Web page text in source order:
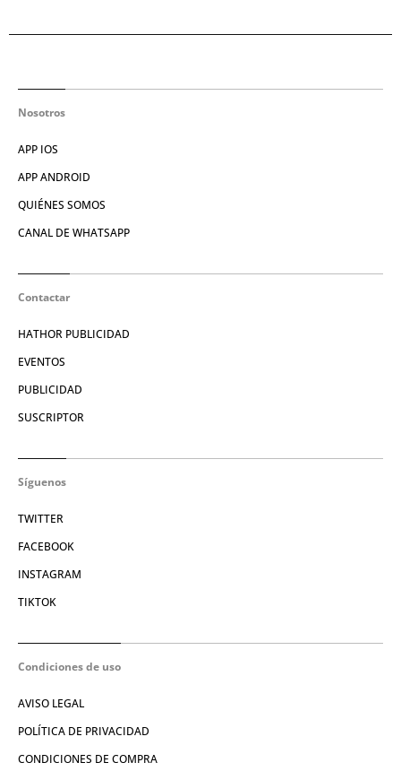
Nosotros
APP IOS
APP ANDROID
QUIÉNES SOMOS
CANAL DE WHATSAPP
Contactar
HATHOR PUBLICIDAD
EVENTOS
PUBLICIDAD
SUSCRIPTOR
Síguenos
TWITTER
FACEBOOK
INSTAGRAM
TIKTOK
Condiciones de uso
AVISO LEGAL
POLÍTICA DE PRIVACIDAD
CONDICIONES DE COMPRA